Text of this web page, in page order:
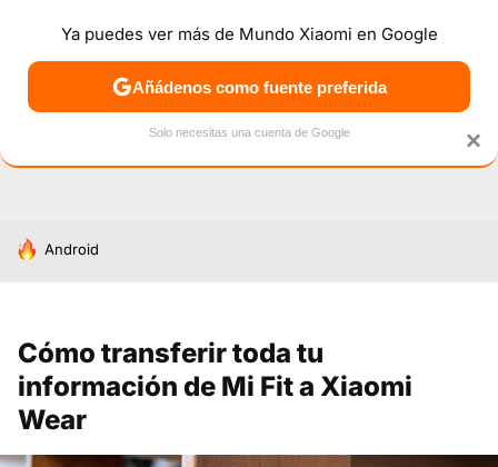
NOTICIAS MÓVILES TUTORIALES OFERTAS
HOY SE HABLA DE
Android
Cómo transferir toda tu
información de Mi Fit a Xiaomi
Wear
×
Ya puedes ver más de Mundo Xiaomi en Google
Añádenos como fuente preferida
Solo necesitas una cuenta de Google